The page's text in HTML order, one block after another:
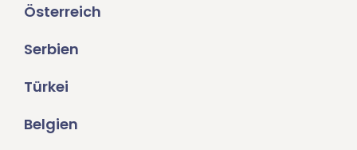
Österreich
Serbien
Türkei
Belgien